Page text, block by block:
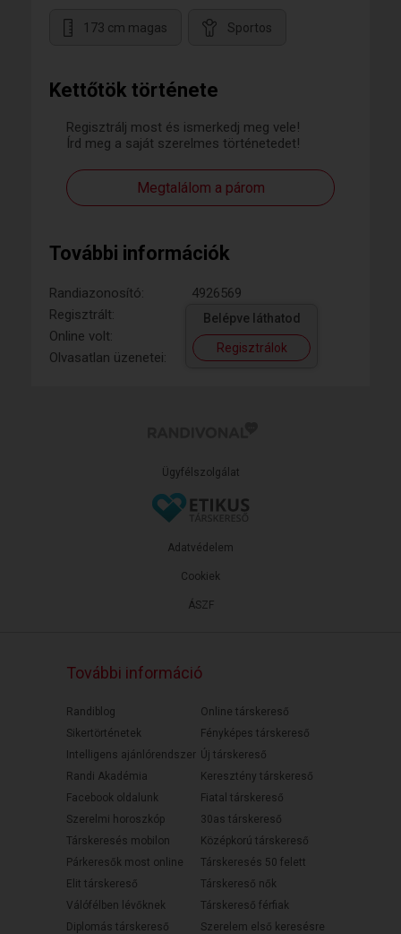
Kettőtök története
Regisztrálj most és ismerkedj meg vele!
Írd meg a saját szerelmes történetedet!
Megtalálom a párom
További információk
Randiazonosító:
4926569
Regisztrált:
Online volt:
Olvasatlan üzenetei:
Belépve láthatod
Regisztrálok
173 cm magas Sportos
Ügyfélszolgálat
ÁSZF
Adatvédelem
Cookiek
További információ
Randiblog
Sikertörténetek
Intelligens ajánlórendszer
Randi Akadémia
Facebook oldalunk
Szerelmi horoszkóp
Társkeresés mobilon
Párkeresők most online
Elit társkereső
Válófélben lévőknek
Diplomás társkereső
Online társkereső
Fényképes társkereső
Új társkereső
Keresztény társkereső
Fiatal társkereső
30as társkereső
Középkorú társkereső
Társkeresés 50 felett
Társkereső nők
Társkereső férfiak
Szerelem első keresésre